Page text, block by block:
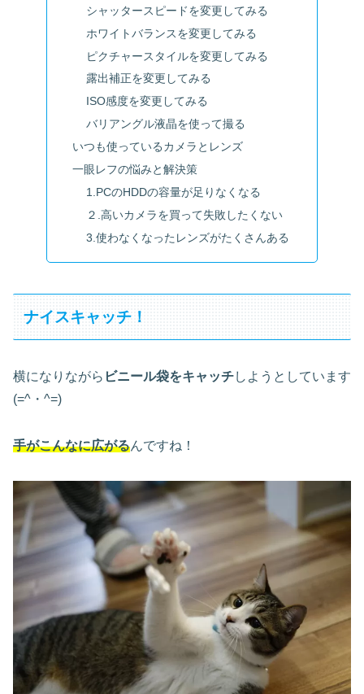
シャッタースピードを変更してみる
ホワイトバランスを変更してみる
ピクチャースタイルを変更してみる
露出補正を変更してみる
ISO感度を変更してみる
バリアングル液晶を使って撮る
いつも使っているカメラとレンズ
一眼レフの悩みと解決策
1.PCのHDDの容量が足りなくなる
２.高いカメラを買って失敗したくない
3.使わなくなったレンズがたくさんある
ナイスキャッチ！
横になりながら ビニール袋をキャッチしようとしています
(=^・^=)
手がこんなに広がるんですね！